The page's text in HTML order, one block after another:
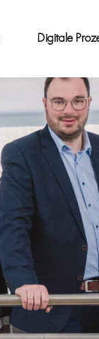
Digitale